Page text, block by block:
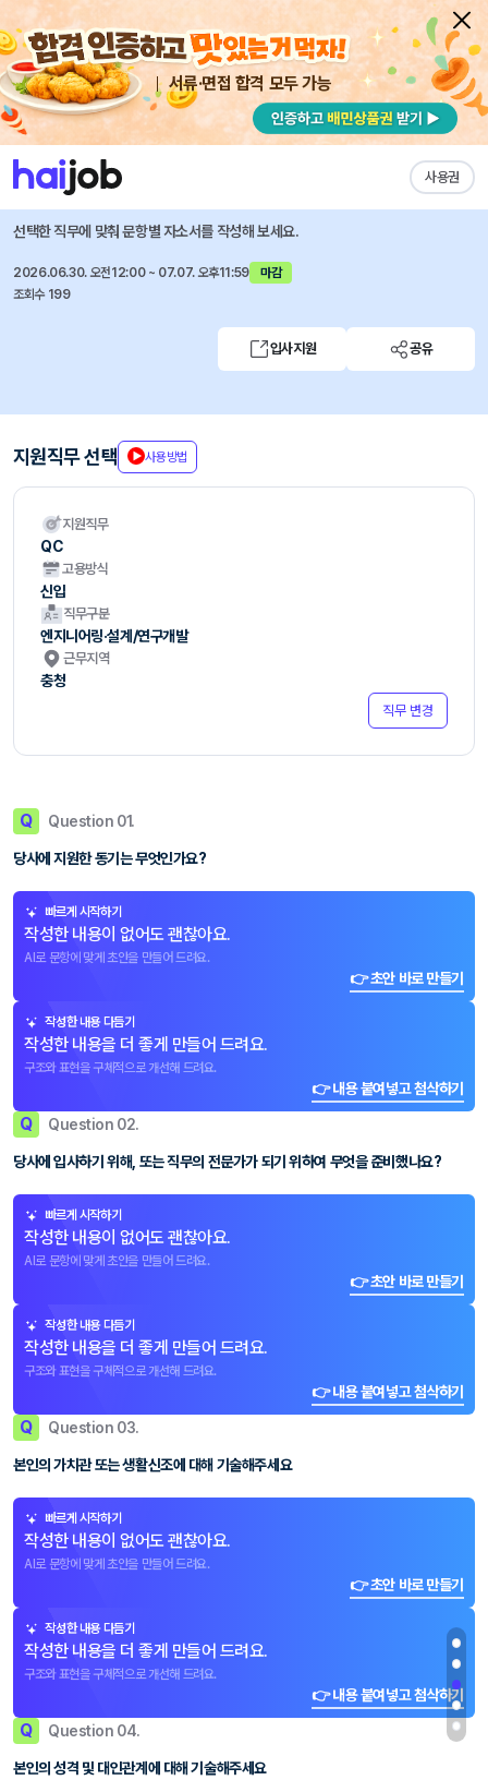
서류·면접 합격 모두 가능
사용권
채용공고 자소서 자유항목 자소서 내 작성목록
녹십자웰빙 즐겨찾기
품질보증(신입)
선택한 직무에 맞춰 문항별 자소서를 작성해 보세요.
2026.06.30. 오전12:00 ~ 07.07. 오후11:59
마감
조회수 199
입사지원 공유
지원직무 선택 사용방법
지원직무
QC
고용방식
신입
직무구분
엔지니어링·설계/연구개발
근무지역
충청
직무 변경
Q Question 01.
당사에 지원한 동기는 무엇인가요?
빠르게 시작하기
작성한 내용이 없어도 괜찮아요.
AI로 문항에 맞게 초안을 만들어 드려요.
👉 초안 바로 만들기
작성한 내용 다듬기
작성한 내용을 더 좋게 만들어 드려요.
구조와 표현을 구체적으로 개선해 드려요.
👉 내용 붙여넣고 첨삭하기
Q Question 02.
당사에 입사하기 위해, 또는 직무의 전문가가 되기 위하여 무엇을 준비했나요?
빠르게 시작하기
작성한 내용이 없어도 괜찮아요.
AI로 문항에 맞게 초안을 만들어 드려요.
👉 초안 바로 만들기
작성한 내용 다듬기
작성한 내용을 더 좋게 만들어 드려요.
구조와 표현을 구체적으로 개선해 드려요.
👉 내용 붙여넣고 첨삭하기
Q Question 03.
본인의 가치관 또는 생활신조에 대해 기술해주세요
빠르게 시작하기
작성한 내용이 없어도 괜찮아요.
AI로 문항에 맞게 초안을 만들어 드려요.
👉 초안 바로 만들기
작성한 내용 다듬기
작성한 내용을 더 좋게 만들어 드려요.
구조와 표현을 구체적으로 개선해 드려요.
👉 내용 붙여넣고 첨삭하기
Q Question 04.
본인의 성격 및 대인관계에 대해 기술해주세요